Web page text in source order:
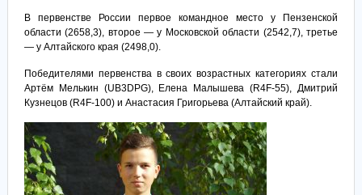
В первенстве России первое командное место у Пензенской
области (2658,3), второе — у Московской области (2542,7), третье
— у Алтайского края (2498,0).
Победителями первенства в своих возрастных категориях стали
Артём Мелькин (UB3DPG), Елена Малышева (R4F-55), Дмитрий
Кузнецов (R4F-100) и Анастасия Григорьева (Алтайский край).